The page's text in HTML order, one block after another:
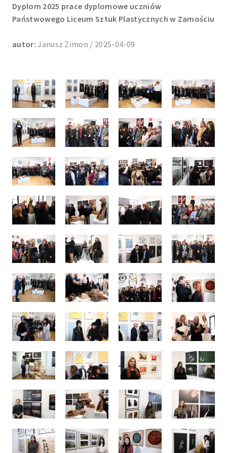
Dyplom 2025 prace dyplomowe uczniów
Państwowego Liceum Sztuk Plastycznych w Zamościu
autor: Janusz Zimon / 2025-04-09